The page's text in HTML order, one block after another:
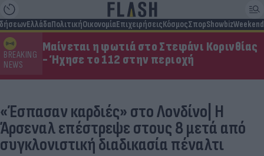
ΕλλάδαΠολιτικήΟικονομίαΕπιχειρήσειςΚόσμοςΣπορShowbizWeekend
BREAKING
NEWS
Μαίνεται η φωτιά στο Στεφάνι Κορινθίας
- Ήχησε το 112 στην περιοχή
«Έσπασαν καρδιές» στο Λονδίνο| Η
Άρσεναλ επέστρεψε στους 8 μετά από
συγκλονιστική διαδικασία πέναλτι